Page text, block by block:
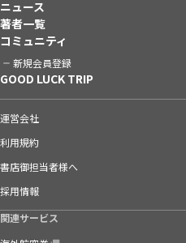
ニュース
著者一覧
コミュニティ
新規会員登録
GOOD LUCK TRIP
運営会社
利用規約
書店御担当者様へ
採用情報
関連サービス